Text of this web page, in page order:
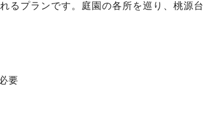
るプランです。庭園の各所を巡り、桃源
要